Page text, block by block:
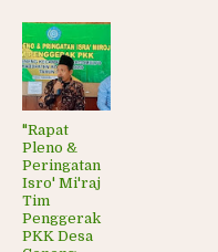
"Rapat
Pleno &
Peringatan
Isro' Mi'raj
Tim
Penggerak
PKK Desa